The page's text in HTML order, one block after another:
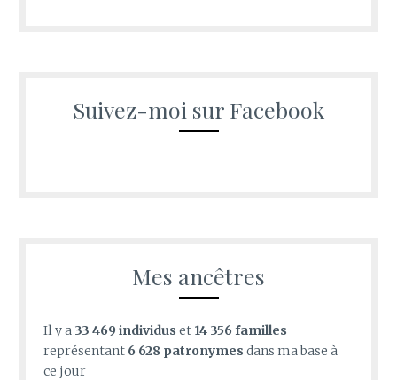
Suivez-moi sur Facebook
Mes ancêtres
Il y a 33 469 individus et 14 356 familles
représentant 6 628 patronymes dans ma base à
ce jour